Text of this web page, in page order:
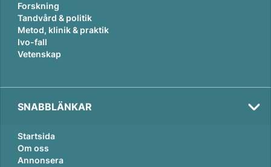
Forskning
Tandvård & politik
Metod, klinik & praktik
Ivo-fall
Vetenskap
SNABBLÄNKAR
Startsida
Om oss
Annonsera